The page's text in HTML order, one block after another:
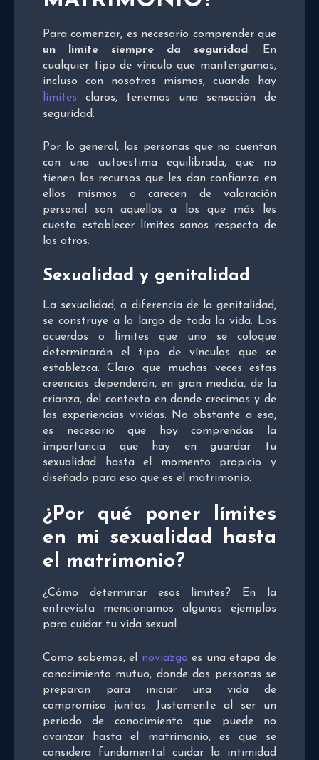
Para comenzar, es necesario comprender que
un límite siempre da seguridad. En
cualquier tipo de vínculo que mantengamos,
incluso con nosotros mismos, cuando hay
límites claros, tenemos una sensación de
seguridad.
Por lo general, las personas que no cuentan
con una autoestima equilibrada, que no
tienen los recursos que les dan confianza en
ellos mismos o carecen de valoración
personal son aquellos a los que más les
cuesta establecer límites sanos respecto de
los otros.
Sexualidad y genitalidad
La sexualidad, a diferencia de la genitalidad,
se construye a lo largo de toda la vida. Los
acuerdos o límites que uno se coloque
determinarán el tipo de vínculos que se
establezca. Claro que muchas veces estas
creencias dependerán, en gran medida, de la
crianza, del contexto en donde crecimos y de
las experiencias vividas. No obstante a eso,
es necesario que hoy comprendas la
importancia que hay en guardar tu
sexualidad hasta el momento propicio y
diseñado para eso que es el matrimonio.
¿Por qué poner límites
en mi sexualidad hasta
el matrimonio?
¿Cómo determinar esos límites? En la
entrevista mencionamos algunos ejemplos
para cuidar tu vida sexual.
Como sabemos, el noviazgo es una etapa de
conocimiento mutuo, donde dos personas se
preparan para iniciar una vida de
compromiso juntos. Justamente al ser un
periodo de conocimiento que puede no
avanzar hasta el matrimonio, es que se
considera fundamental cuidar la intimidad